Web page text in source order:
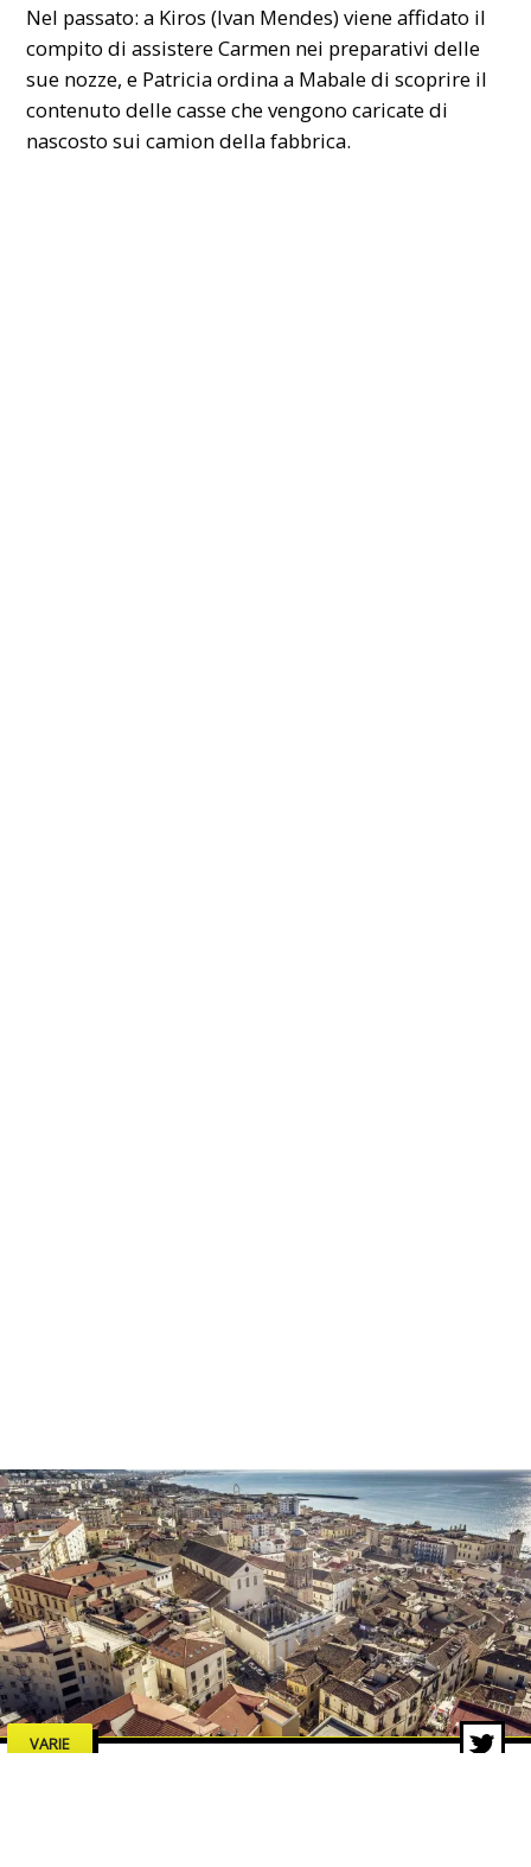
Nel passato: a Kiros (Ivan Mendes) viene affidato il
compito di assistere Carmen nei preparativi delle
sue nozze, e Patricia ordina a Mabale di scoprire il
contenuto delle casse che vengono caricate di
nascosto sui camion della fabbrica.
VARIE